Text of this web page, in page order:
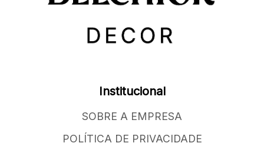
Institucional
SOBRE A EMPRESA
POLÍTICA DE PRIVACIDADE